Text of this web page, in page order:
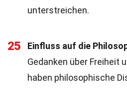
unterstreichen.
25 Einfluss auf die
Gedanken über Freiheit
haben philosophische